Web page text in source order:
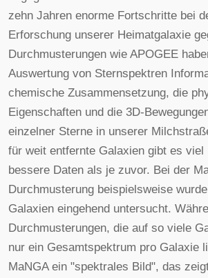
zehn Jahren enorme Fortschritte bei
Erforschung unserer Heimatgalaxie
Durchmusterungen wie APOGEE
Auswertung von Sternspektren
chemische Zusammensetzung, die
Eigenschaften und die 3D-
einzelner Sterne in unserer
für weit entfernte Galaxien gibt es viel
bessere Daten als je zuvor. Bei der
Durchmusterung beispielsweise
Galaxien eingehend untersucht.
Durchmusterungen, die auf so viele
nur ein Gesamtspektrum pro Galaxie
MaNGA ein "spektrales Bild", das